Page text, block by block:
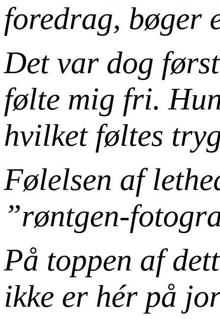
foredrag, bøger
Det var dog
følte mig fri.
hvilket føltes
Følelsen af
”røntgen-
På toppen af
ikke er hér på